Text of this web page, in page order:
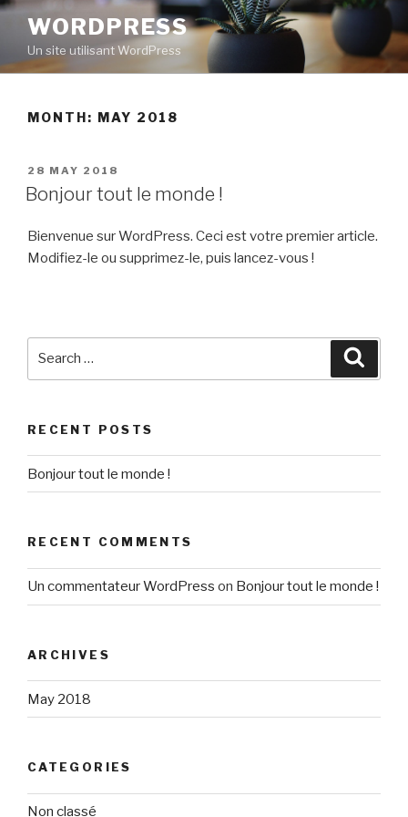
Skip
content
WORDPRESS
Un site utilisant WordPress
MONTH: MAY 2018
POSTED
ON
28 MAY 2018
Bonjour tout le monde !
Bienvenue sur WordPress. Ceci est votre premier article.
Modifiez-le ou supprimez-le, puis lancez-vous !
RECENT POSTS
Bonjour tout le monde !
RECENT COMMENTS
Un commentateur WordPress on Bonjour tout le monde !
ARCHIVES
May 2018
CATEGORIES
Non classé